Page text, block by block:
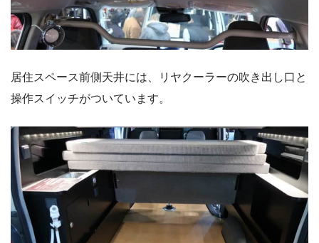
居住スペース前側天井には、リヤクーラーの吹き出し口と
操作スイッチがついています。